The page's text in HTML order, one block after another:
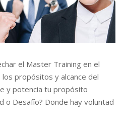
el Master Training en el
los propósitos y alcance del
y potencia tu propósito
o Desafío? Donde hay voluntad